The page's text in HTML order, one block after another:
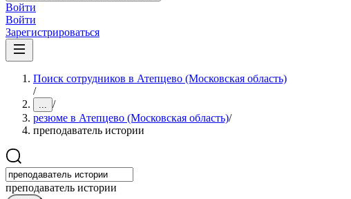
Войти
Войти
Зарегистрироваться
Поиск сотрудников в Атепцево (Московская область)
/
... /
резюме в Атепцево (Московская область)/
преподаватель истории
преподаватель истории